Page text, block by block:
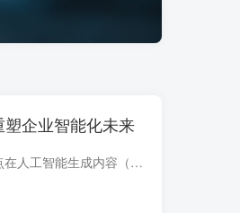
企业智能化未来
一、企业智能化转型的痛点在人工智能生成内容（AIGC）技术的驱动下，企业正加速推进数字化转型，但以下核心挑战阻碍了进程：技术门槛：传统 AI 开发依赖专业程序员和数据科学家，导致成本高、...